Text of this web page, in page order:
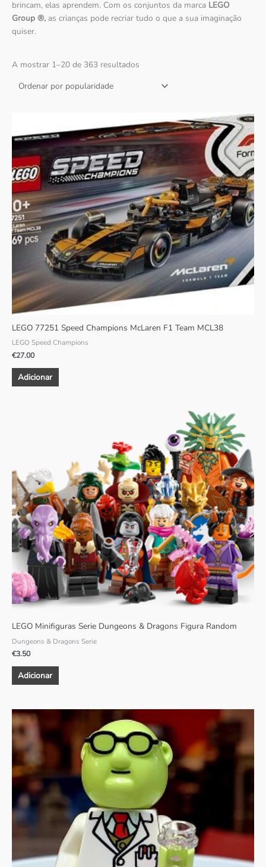
brincam, elas aprendem. Com os conjuntos da marca LEGO
Group ®, as crianças pode recriar tudo o que a sua imaginação
quiser.
A mostrar 1–20 de 363 resultados
LEGO 77251 Speed Champions McLaren F1 Team MCL38
LEGO Speed Champions
€27.00
Adicionar
LEGO Minifiguras Serie Dungeons & Dragons Figura Random
Dungeons & Dragons Serie
€3.50
Adicionar